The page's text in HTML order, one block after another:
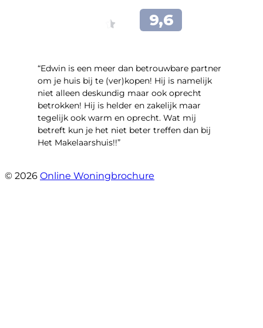
“Edwin is een meer dan betrouwbare partner
om je huis bij te (ver)kopen! Hij is namelijk
niet alleen deskundig maar ook oprecht
betrokken! Hij is helder en zakelijk maar
tegelijk ook warm en oprecht. Wat mij
betreft kun je het niet beter treffen dan bij
Het Makelaarshuis!!”
© 2026 Online Woningbrochure